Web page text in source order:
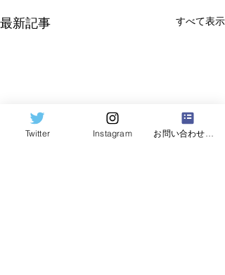
最新記事 すべて表示
Twitter Instagram